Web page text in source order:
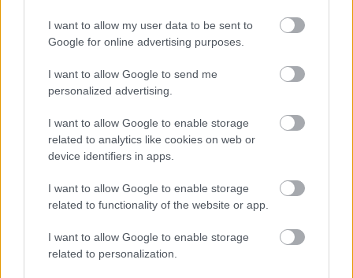
I want to allow my user data to be sent to
Google for online advertising purposes.
I want to allow Google to send me
personalized advertising.
I want to allow Google to enable storage
related to analytics like cookies on web or
device identifiers in apps.
I want to allow Google to enable storage
related to functionality of the website or app.
I want to allow Google to enable storage
related to personalization.
Παίρνετε Mock Tests (τεστ προσομοίωσης της
εξέτασης)
Στην ίδια εξέταση (μία ώρα) μπορείτε να πάρετε
είτε B2, είτε C1, είτε C2
Μαθαίνετε τον βαθμό σας λίγα λεπτά μετά το
ηλεκτρονικό τεστ
Τα Πλεονεκτήματα της πιο εύκολης στην
online Πιστοποίησης Αγγλικών του
GoLearn